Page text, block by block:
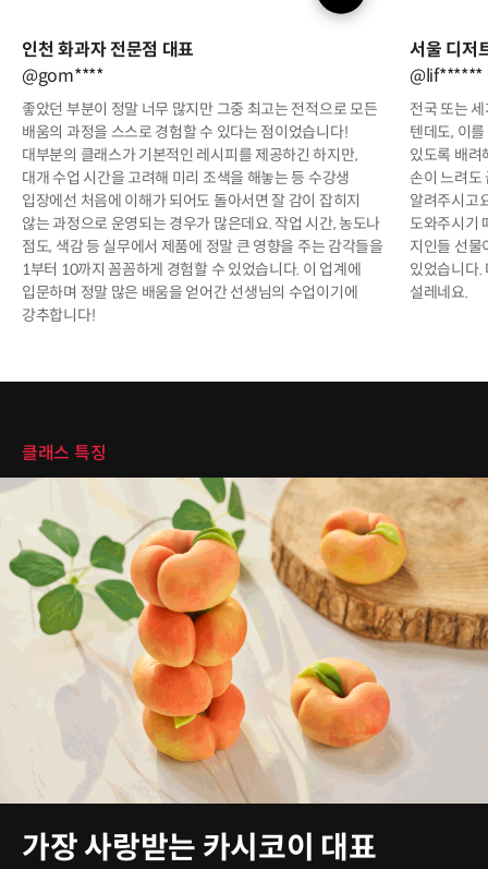
인천 화과자 전문점 대표
@gom****
좋았던 부분이 정말 너무 많지만 그중 최고는 전적으로 모든
배움의 과정을 스스로 경험할 수 있다는 점이었습니다!
대부분의 클래스가 기본적인 레시피를 제공하긴 하지만,
대개 수업 시간을 고려해 미리 조색을 해놓는 등 수강생
입장에선 처음에 이해가 되어도 돌아서면 잘 감이 잡히지
않는 과정으로 운영되는 경우가 많은데요. 작업 시간, 농도나
점도, 색감 등 실무에서 제품에 정말 큰 영향을 주는 감각들을
1부터 10까지 꼼꼼하게 경험할 수 있었습니다. 이 업계에
입문하며 정말 많은 배움을 얻어간 선생님의 수업이기에
강추합니다!
서울 디저
@lif******
전국 또는
텐데도, 이
있도록 배려
손이 느려도
알려주시고
도와주시기
지인들 선물
있었습니다.
설레네요.
클래스 특징
가장 사랑받는 카시코이 대표